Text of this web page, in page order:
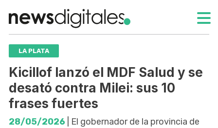
LA PLATA
Kicillof lanzó el MDF Salud y se
desató contra Milei: sus 10
frases fuertes
28/05/2026 | El gobernador de la provincia de